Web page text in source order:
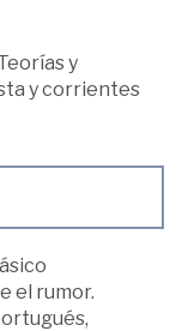
y
y corrientes
el rumor.